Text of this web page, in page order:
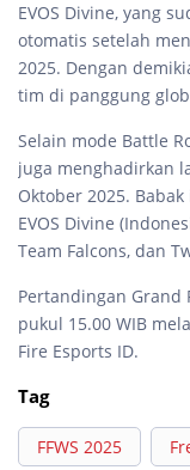
EVOS Divine, yang
otomatis setelah
2025. Dengan
tim di panggung
Selain mode Battle
juga menghadirkan
Oktober 2025.
EVOS Divine
Team Falcons, dan
Pertandingan Grand
pukul 15.00 WIB
Fire Esports ID.
Tag
FFWS 2025